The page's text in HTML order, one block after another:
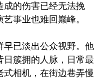
成的伤害已经无法挽
事业也难回巅峰。
早已淡出公众视野。他
簇拥的人脉，日常最
相机，在街边巷弄慢